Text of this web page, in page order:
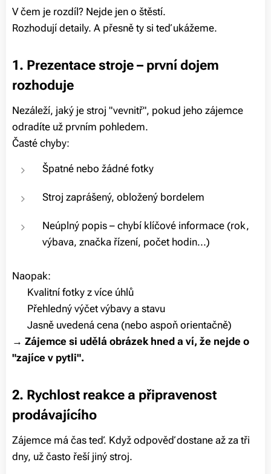
V čem je rozdíl? Nejde jen o štěstí.
Rozhodují detaily. A přesně ty si teď ukážeme.
1. Prezentace stroje – první dojem
rozhoduje
Nezáleží, jaký je stroj "vevnitř", pokud jeho zájemce
odradíte už prvním pohledem.
Časté chyby:
Špatné nebo žádné fotky
Stroj zaprášený, obložený bordelem
Neúplný popis – chybí klíčové informace (rok,
výbava, značka řízení, počet hodin...)
Naopak:
✅ Kvalitní fotky z více úhlů
✅ Přehledný výčet výbavy a stavu
✅ Jasně uvedená cena (nebo aspoň orientačně)
→ Zájemce si udělá obrázek hned a ví, že nejde o
"zajíce v pytli".
2. Rychlost reakce a připravenost
prodávajícího
Zájemce má čas teď. Když odpověď dostane až za tři
dny, už často řeší jiný stroj.